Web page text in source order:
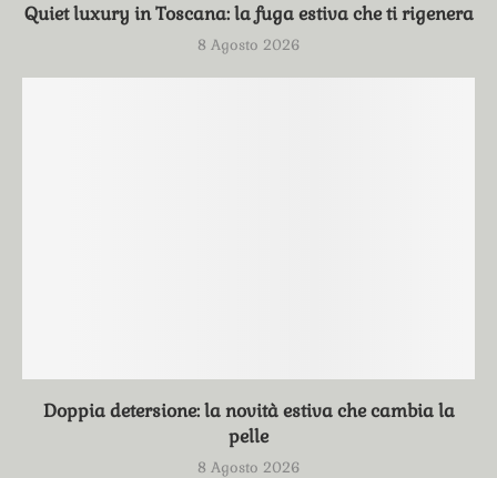
Quiet luxury in Toscana: la fuga estiva che ti rigenera
8 Agosto 2026
Doppia detersione: la novità estiva che cambia la
pelle
8 Agosto 2026